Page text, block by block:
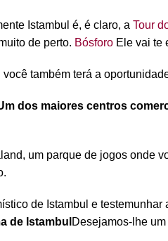
Istambul é, é claro, a Tour
de perto. Bósforo Ele vai te
também terá a
dos maiores centros
um parque de jogos onde
de Istambul e
de Istambul Desejamos-lhe